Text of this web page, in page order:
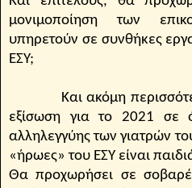
μονιμοποίηση των
υπηρετούν σε συνθήκες
ΕΣΥ;
Και ακόμη
εξίσωση για το 2021 σε
αλληλεγγύης των γιατρών
«ήρωες» του ΕΣΥ είναι
Θα προχωρήσει σε